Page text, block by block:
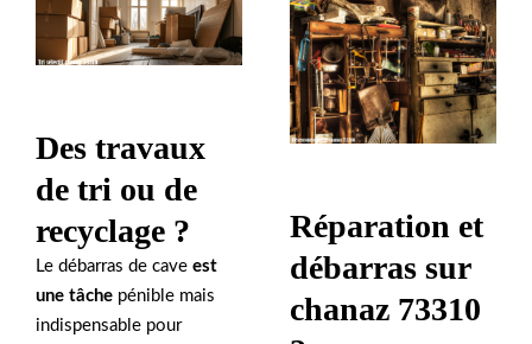
Des travaux
de tri ou de
recyclage ?
Le débarras de cave est
une tâche pénible mais
indispensable pour
Réparation et
débarras sur
chanaz 73310